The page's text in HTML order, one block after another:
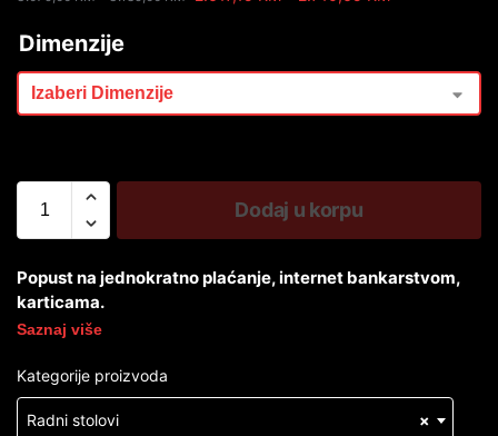
Dimenzije
Dodaj u korpu
Popust na jednokratno plaćanje, internet bankarstvom,
karticama.
Saznaj više
Kategorije proizvoda
×
Radni stolovi